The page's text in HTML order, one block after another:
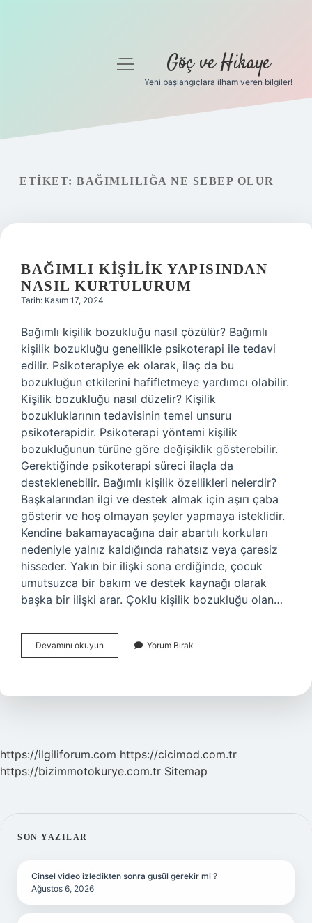
Gizlilik Politikası
menüyü
Göç ve Hikaye
Yeni başlangıçlara ilham veren bilgiler!
ETIKET: BAĞIMLILIĞA NE SEBEP OLUR
BAĞIMLI KIŞILIK YAPISINDAN
NASIL KURTULURUM
Tarih: Kasım 17, 2024
Bağımlı kişilik bozukluğu nasıl çözülür? Bağımlı
kişilik bozukluğu genellikle psikoterapi ile tedavi
edilir. Psikoterapiye ek olarak, ilaç da bu
bozukluğun etkilerini hafifletmeye yardımcı olabilir.
Kişilik bozukluğu nasıl düzelir? Kişilik
bozukluklarının tedavisinin temel unsuru
psikoterapidir. Psikoterapi yöntemi kişilik
bozukluğunun türüne göre değişiklik gösterebilir.
Gerektiğinde psikoterapi süreci ilaçla da
desteklenebilir. Bağımlı kişilik özellikleri nelerdir?
Başkalarından ilgi ve destek almak için aşırı çaba
gösterir ve hoş olmayan şeyler yapmaya isteklidir.
Kendine bakamayacağına dair abartılı korkuları
nedeniyle yalnız kaldığında rahatsız veya çaresiz
hisseder. Yakın bir ilişki sona erdiğinde, çocuk
umutsuzca bir bakım ve destek kaynağı olarak
başka bir ilişki arar. Çoklu kişilik bozukluğu olan…
Devamını okuyun
Kişilik
Kurtulurum
Yorum Bırak
https://ilgiliforum.com https://cicimod.com.tr
https://bizimmotokurye.com.tr Sitemap
SIDEBAR
SON YAZILAR
Cinsel video izledikten sonra gusül gerekir mi ?
Ağustos 6, 2026